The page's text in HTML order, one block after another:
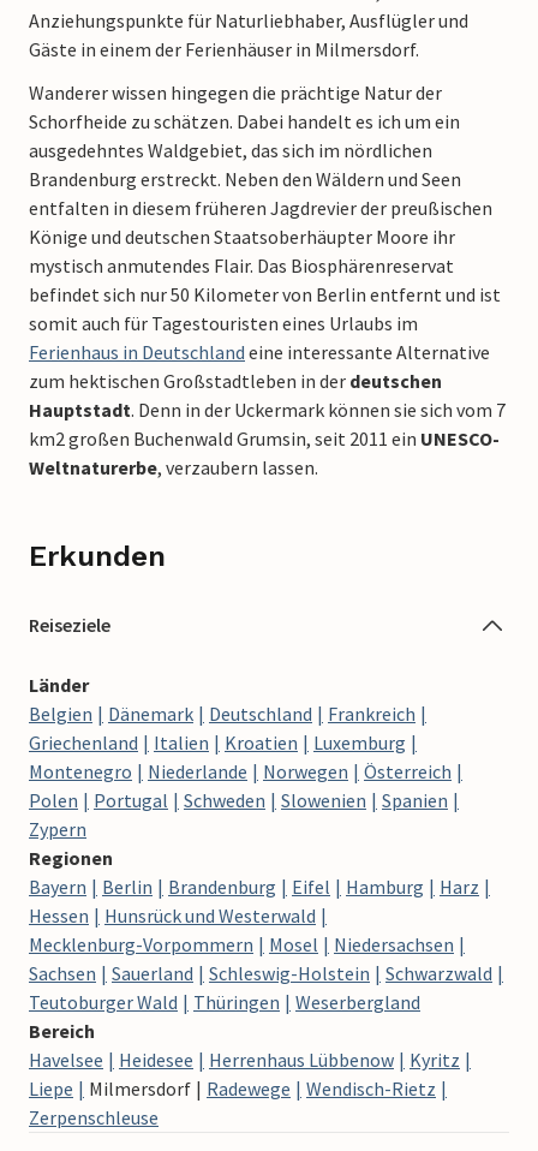
Anziehungspunkte für Naturliebhaber, Ausflügler und
Gäste in einem der Ferienhäuser in Milmersdorf.
Wanderer wissen hingegen die prächtige Natur der
Schorfheide zu schätzen. Dabei handelt es ich um ein
ausgedehntes Waldgebiet, das sich im nördlichen
Brandenburg erstreckt. Neben den Wäldern und Seen
entfalten in diesem früheren Jagdrevier der preußischen
Könige und deutschen Staatsoberhäupter Moore ihr
mystisch anmutendes Flair. Das Biosphärenreservat
befindet sich nur 50 Kilometer von Berlin entfernt und ist
somit auch für Tagestouristen eines Urlaubs im
Ferienhaus in Deutschland eine interessante Alternative
zum hektischen Großstadtleben in der deutschen
Hauptstadt. Denn in der Uckermark können sie sich vom 7
km2 großen Buchenwald Grumsin, seit 2011 ein UNESCO-
Weltnaturerbe, verzaubern lassen.
Erkunden
Reiseziele
Länder
Belgien
Dänemark Deutschland
Frankreich
Griechenland
Italien Kroatien
Luxemburg
Montenegro
Niederlande Norwegen
Österreich
Polen
Portugal Schweden Slowenien
Spanien
Zypern
Regionen
Bayern
Berlin Brandenburg Eifel Hamburg
Harz
Hessen
Hunsrück und Westerwald
Mecklenburg-Vorpommern
Mosel
Niedersachsen
Sachsen
Sauerland Schleswig-Holstein
Schwarzwald
Teutoburger Wald
Thüringen
Weserbergland
Bereich
Havelsee
Heidesee Herrenhaus Lübbenow
Kyritz
Liepe
Milmersdorf Radewege
Wendisch-Rietz
Zerpenschleuse